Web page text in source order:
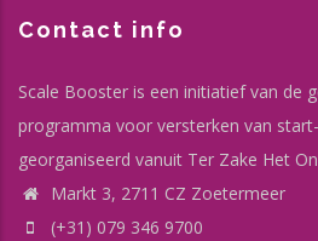
Contact info
Scale Booster is een initiatief van de
programma voor versterken van
georganiseerd vanuit Ter Zake Het
Markt 3, 2711 CZ Zoetermeer
(+31) 079 346 9700